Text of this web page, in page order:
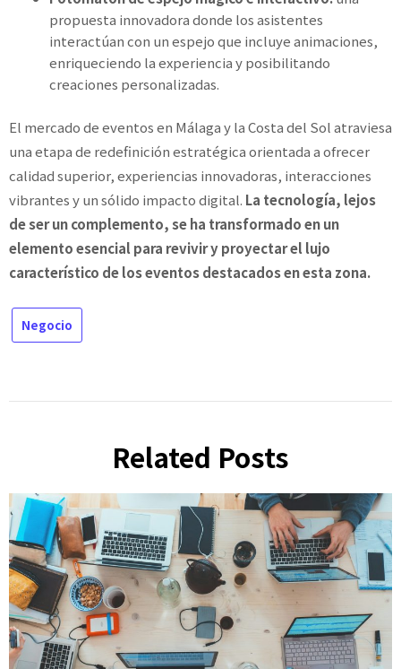
propuesta innovadora donde los asistentes
interactúan con un espejo que incluye animaciones,
enriqueciendo la experiencia y posibilitando
creaciones personalizadas.
El mercado de eventos en Málaga y la Costa del Sol atraviesa
una etapa de redefinición estratégica orientada a ofrecer
calidad superior, experiencias innovadoras, interacciones
vibrantes y un sólido impacto digital. La tecnología, lejos
de ser un complemento, se ha transformado en un
elemento esencial para revivir y proyectar el lujo
característico de los eventos destacados en esta zona.
Negocio
Related Posts